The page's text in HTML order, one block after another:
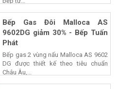
bếp từ...
Bếp Gas Đôi Malloca AS
9602DG giảm 30% - Bếp Tuấn
Phát
Bếp gas 2 vùng nấu Malloca AS 9602
DG được thiết kế theo tiêu chuẩn
Châu Âu,...